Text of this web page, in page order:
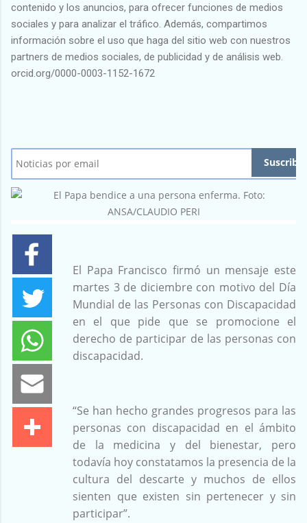
contenido y los anuncios, para ofrecer funciones de medios
sociales y para analizar el tráfico. Además, compartimos
información sobre el uso que haga del sitio web con nuestros
partners de medios sociales, de publicidad y de análisis web.
orcid.org/0000-0003-1152-1672
El Papa Francisco firmó un mensaje este
martes 3 de diciembre con motivo del Día
Mundial de las Personas con Discapacidad
en el que pide que se promocione el
derecho de participar de las personas con
discapacidad.
“Se han hecho grandes progresos para las
personas con discapacidad en el ámbito
de la medicina y del bienestar, pero
todavía hoy constatamos la presencia de la
cultura del descarte y muchos de ellos
sienten que existen sin pertenecer y sin
participar”.